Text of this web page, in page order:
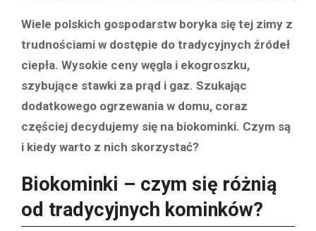
Wiele polskich gospodarstw boryka się tej zimy z
trudnościami w dostępie do tradycyjnych źródeł
ciepła. Wysokie ceny węgla i ekogroszku,
szybujące stawki za prąd i gaz. Szukając
dodatkowego ogrzewania w domu, coraz
częściej decydujemy się na biokominki. Czym są
i kiedy warto z nich skorzystać?
Biokominki – czym się różnią
od tradycyjnych kominków?